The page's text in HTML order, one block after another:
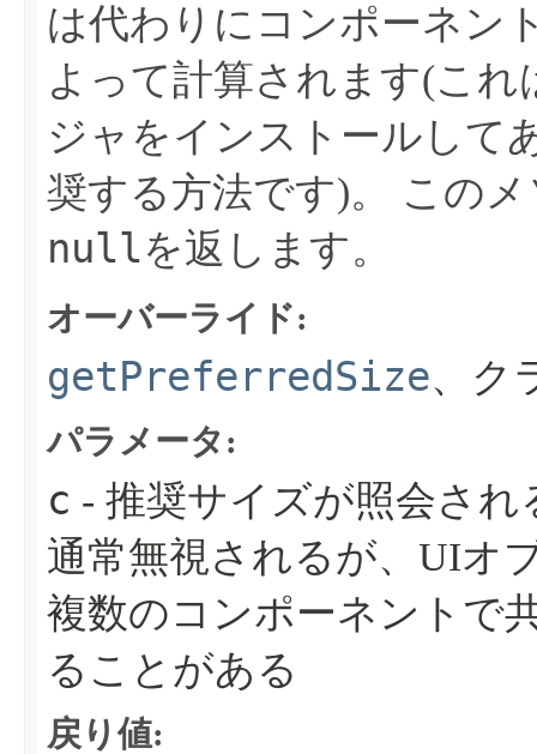
は代わりにコンポーネン
よって計算されます(こ
ジャをインストールして
奨する方法です)。
この
nullを返します。
オーバーライド:
getPreferredSize、ク
パラメータ:
c - 推奨サイズが照会さ
通常無視されるが、UIオ
複数のコンポーネントで
ることがある
戻り値: